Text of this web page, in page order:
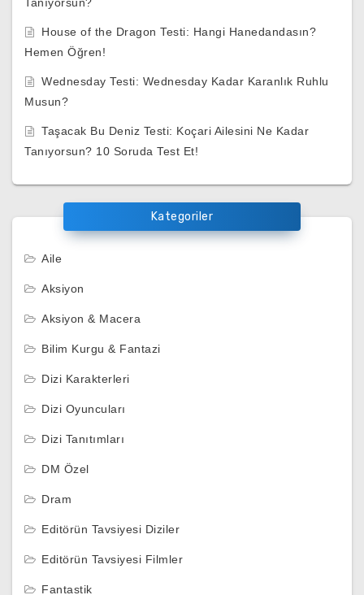
House of the Dragon Testi: Hangi Hanedandasın?
Hemen Öğren!
Wednesday Testi: Wednesday Kadar Karanlık Ruhlu
Musun?
Taşacak Bu Deniz Testi: Koçari Ailesini Ne Kadar
Tanıyorsun? 10 Soruda Test Et!
Kategoriler
Aile
Aksiyon
Aksiyon & Macera
Bilim Kurgu & Fantazi
Dizi Karakterleri
Dizi Oyuncuları
Dizi Tanıtımları
DM Özel
Dram
Editörün Tavsiyesi Diziler
Editörün Tavsiyesi Filmler
Fantastik